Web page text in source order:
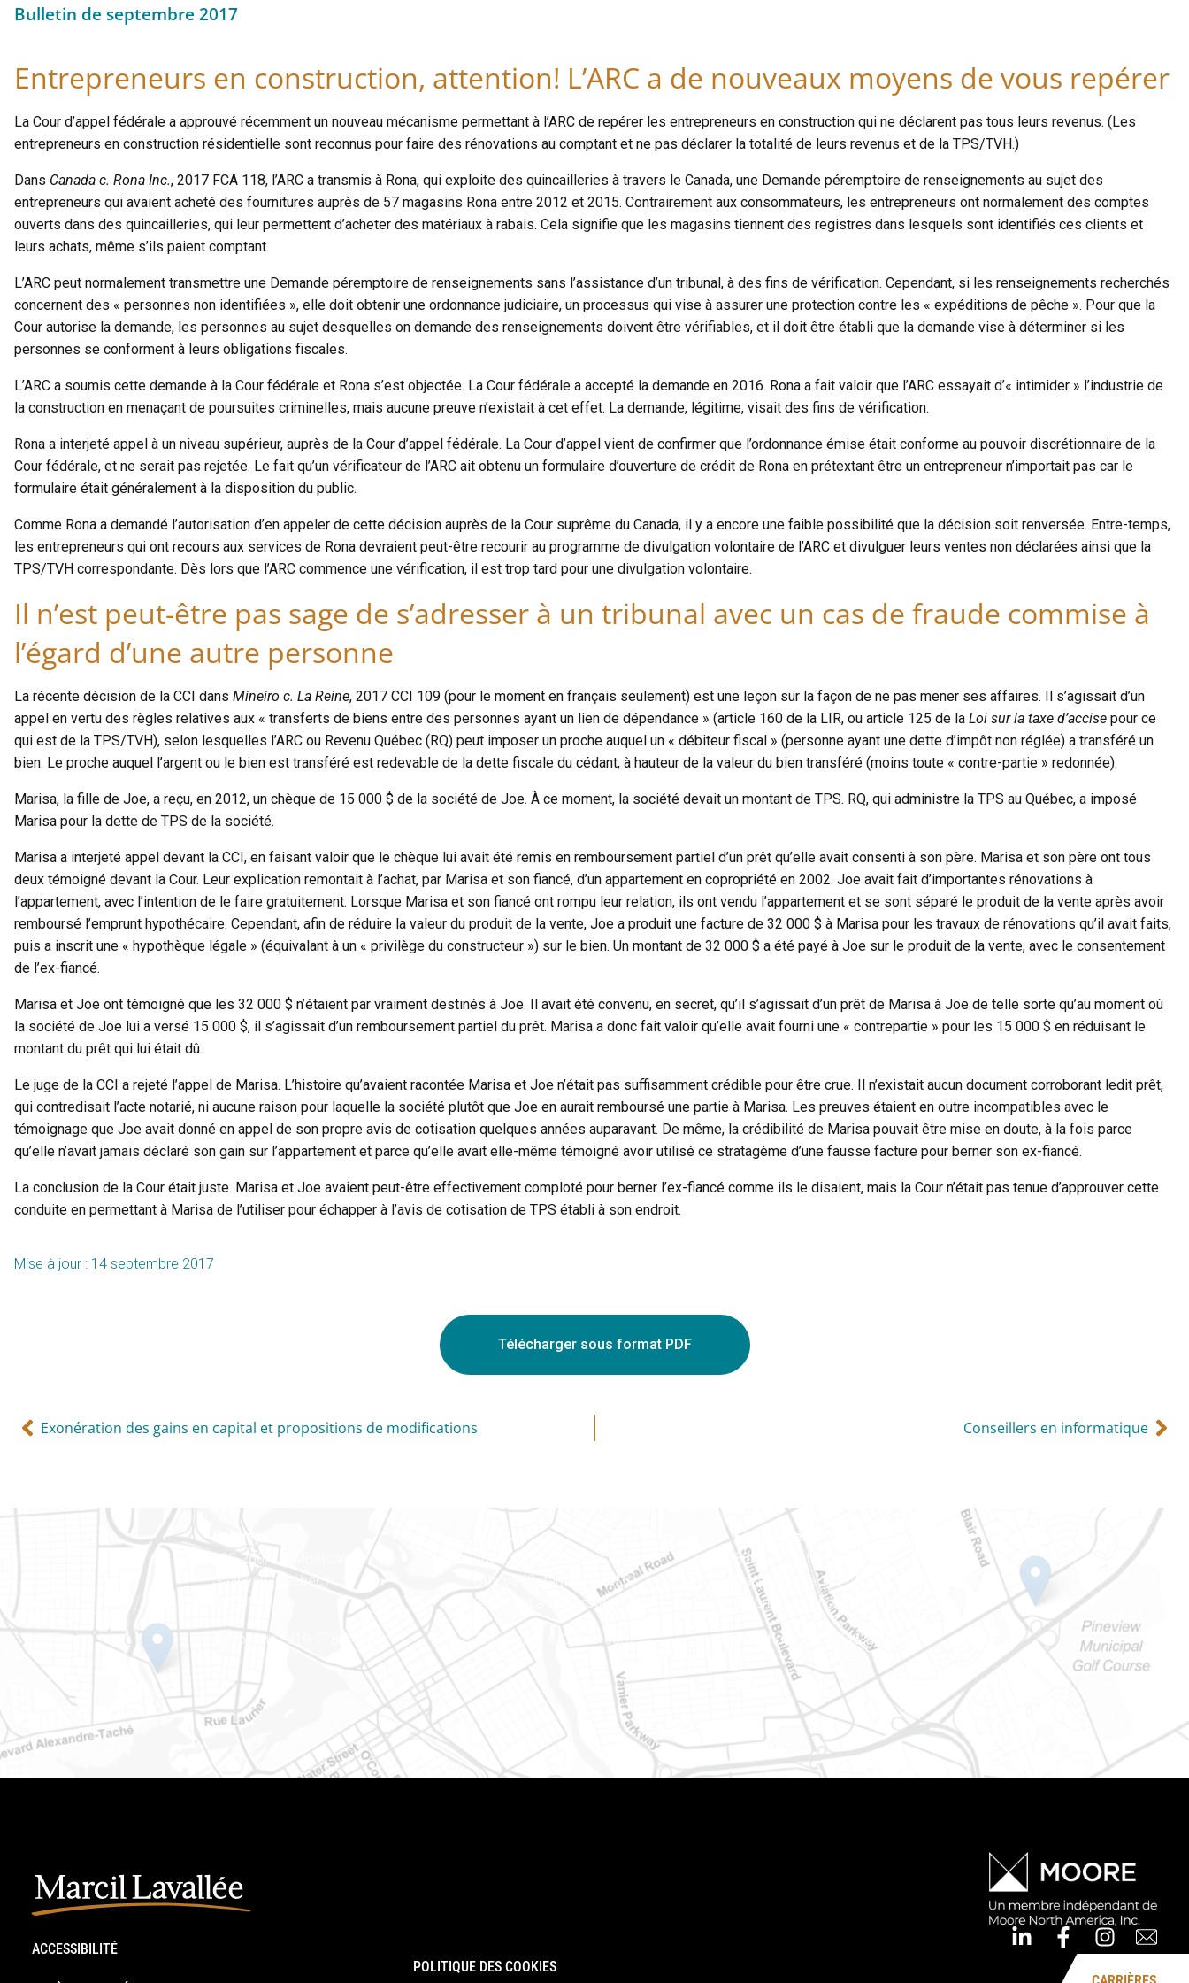
Bulletin de septembre 2017
Entrepreneurs en construction, attention! L’ARC a de nouveaux moyens de vous repérer
La Cour d’appel fédérale a approuvé récemment un nouveau mécanisme permettant à l’ARC de repérer les entrepreneurs en construction qui ne déclarent pas tous leurs revenus. (Les
entrepreneurs en construction résidentielle sont reconnus pour faire des rénovations au comptant et ne pas déclarer la totalité de leurs revenus et de la TPS/TVH.)
Dans Canada c. Rona Inc., 2017 FCA 118, l’ARC a transmis à Rona, qui exploite des quincailleries à travers le Canada, une Demande péremptoire de renseignements au sujet des
entrepreneurs qui avaient acheté des fournitures auprès de 57 magasins Rona entre 2012 et 2015. Contrairement aux consommateurs, les entrepreneurs ont normalement des comptes
ouverts dans des quincailleries, qui leur permettent d’acheter des matériaux à rabais. Cela signifie que les magasins tiennent des registres dans lesquels sont identifiés ces clients et
leurs achats, même s’ils paient comptant.
L’ARC peut normalement transmettre une Demande péremptoire de renseignements sans l’assistance d’un tribunal, à des fins de vérification. Cependant, si les renseignements recherchés
concernent des « personnes non identifiées », elle doit obtenir une ordonnance judiciaire, un processus qui vise à assurer une protection contre les « expéditions de pêche ». Pour que la
Cour autorise la demande, les personnes au sujet desquelles on demande des renseignements doivent être vérifiables, et il doit être établi que la demande vise à déterminer si les
personnes se conforment à leurs obligations fiscales.
L’ARC a soumis cette demande à la Cour fédérale et Rona s’est objectée. La Cour fédérale a accepté la demande en 2016. Rona a fait valoir que l’ARC essayait d’« intimider » l’industrie de
la construction en menaçant de poursuites criminelles, mais aucune preuve n’existait à cet effet. La demande, légitime, visait des fins de vérification.
Rona a interjeté appel à un niveau supérieur, auprès de la Cour d’appel fédérale. La Cour d’appel vient de confirmer que l’ordonnance émise était conforme au pouvoir discrétionnaire de la
Cour fédérale, et ne serait pas rejetée. Le fait qu’un vérificateur de l’ARC ait obtenu un formulaire d’ouverture de crédit de Rona en prétextant être un entrepreneur n’importait pas car le
formulaire était généralement à la disposition du public.
Comme Rona a demandé l’autorisation d’en appeler de cette décision auprès de la Cour suprême du Canada, il y a encore une faible possibilité que la décision soit renversée. Entre-temps,
les entrepreneurs qui ont recours aux services de Rona devraient peut-être recourir au programme de divulgation volontaire de l’ARC et divulguer leurs ventes non déclarées ainsi que la
TPS/TVH correspondante. Dès lors que l’ARC commence une vérification, il est trop tard pour une divulgation volontaire.
Il n’est peut-être pas sage de s’adresser à un tribunal avec un cas de fraude commise à
l’égard d’une autre personne
La récente décision de la CCI dans Mineiro c. La Reine, 2017 CCI 109 (pour le moment en français seulement) est une leçon sur la façon de ne pas mener ses affaires. Il s’agissait d’un
appel en vertu des règles relatives aux « transferts de biens entre des personnes ayant un lien de dépendance » (article 160 de la LIR, ou article 125 de la Loi sur la taxe d’accise pour ce
qui est de la TPS/TVH), selon lesquelles l’ARC ou Revenu Québec (RQ) peut imposer un proche auquel un « débiteur fiscal » (personne ayant une dette d’impôt non réglée) a transféré un
bien. Le proche auquel l’argent ou le bien est transféré est redevable de la dette fiscale du cédant, à hauteur de la valeur du bien transféré (moins toute « contre-partie » redonnée).
Marisa, la fille de Joe, a reçu, en 2012, un chèque de 15 000 $ de la société de Joe. À ce moment, la société devait un montant de TPS. RQ, qui administre la TPS au Québec, a imposé
Marisa pour la dette de TPS de la société.
Marisa a interjeté appel devant la CCI, en faisant valoir que le chèque lui avait été remis en remboursement partiel d’un prêt qu’elle avait consenti à son père. Marisa et son père ont tous
deux témoigné devant la Cour. Leur explication remontait à l’achat, par Marisa et son fiancé, d’un appartement en copropriété en 2002. Joe avait fait d’importantes rénovations à
l’appartement, avec l’intention de le faire gratuitement. Lorsque Marisa et son fiancé ont rompu leur relation, ils ont vendu l’appartement et se sont séparé le produit de la vente après avoir
remboursé l’emprunt hypothécaire. Cependant, afin de réduire la valeur du produit de la vente, Joe a produit une facture de 32 000 $ à Marisa pour les travaux de rénovations qu’il avait faits,
puis a inscrit une « hypothèque légale » (équivalant à un « privilège du constructeur ») sur le bien. Un montant de 32 000 $ a été payé à Joe sur le produit de la vente, avec le consentement
de l’ex-fiancé.
Marisa et Joe ont témoigné que les 32 000 $ n’étaient par vraiment destinés à Joe. Il avait été convenu, en secret, qu’il s’agissait d’un prêt de Marisa à Joe de telle sorte qu’au moment où
la société de Joe lui a versé 15 000 $, il s’agissait d’un remboursement partiel du prêt. Marisa a donc fait valoir qu’elle avait fourni une « contrepartie » pour les 15 000 $ en réduisant le
montant du prêt qui lui était dû.
Le juge de la CCI a rejeté l’appel de Marisa. L’histoire qu’avaient racontée Marisa et Joe n’était pas suffisamment crédible pour être crue. Il n’existait aucun document corroborant ledit prêt,
qui contredisait l’acte notarié, ni aucune raison pour laquelle la société plutôt que Joe en aurait remboursé une partie à Marisa. Les preuves étaient en outre incompatibles avec le
témoignage que Joe avait donné en appel de son propre avis de cotisation quelques années auparavant. De même, la crédibilité de Marisa pouvait être mise en doute, à la fois parce
qu’elle n’avait jamais déclaré son gain sur l’appartement et parce qu’elle avait elle-même témoigné avoir utilisé ce stratagème d’une fausse facture pour berner son ex-fiancé.
La conclusion de la Cour était juste. Marisa et Joe avaient peut-être effectivement comploté pour berner l’ex-fiancé comme ils le disaient, mais la Cour n’était pas tenue d’approuver cette
conduite en permettant à Marisa de l’utiliser pour échapper à l’avis de cotisation de TPS établi à son endroit.
Mise à jour : 14 septembre 2017
Télécharger sous format PDF
Exonération des gains en capital et propositions de modifications Conseillers en informatique
Gatineau
100-200, rue Montcalm
Gatineau (Québec)
J8Y 3B5
Téléphone : 819-778-2428
Ottawa
400-1420, place Blair Towers
Ottawa (Ontario) K1J 9L8
(Adjacent à l’autoroute 174)
Téléphone : 613-745-8387
Est ontarien
888, rue Notre-Dame
Case postale 101
Embrun (Ontario) K0A 1W1
Téléphone : 613-745-8387
ACCESSIBILITÉ
POLITIQUE DES COOKIES